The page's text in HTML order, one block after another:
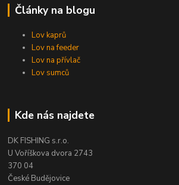
Články na blogu
Lov kaprů
Lov na feeder
Lov na přívlač
Lov sumců
Kde nás najdete
DK FISHING s.r.o.
U Voříškova dvora 2743
370 04
České Budějovice